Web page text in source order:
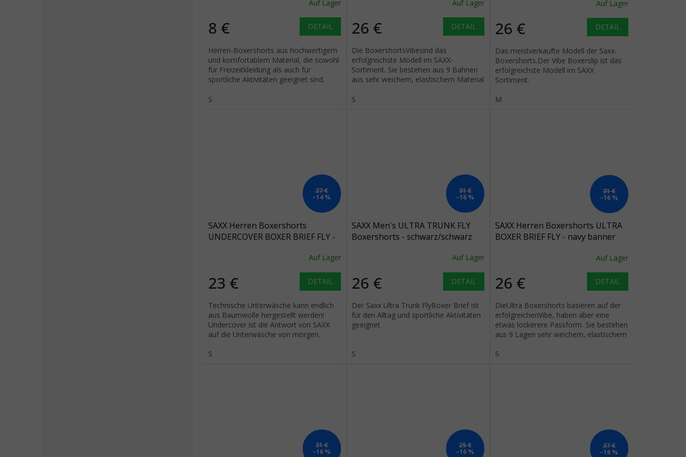
Auf Lager
8 € DETAIL
Herren-Boxershorts aus hochwertigem
und komfortablem Material, die sowohl
für Freizeitkleidung als auch für
sportliche Aktivitäten geeignet sind.
S
Auf Lager
26 € DETAIL
Die BoxershortsVibesind das
erfolgreichste Modell im SAXX-
Sortiment. Sie bestehen aus 9 Bahnen
aus sehr weichem, elastischem Material
S
Auf Lager
26 € DETAIL
Das meistverkaufte Modell der Saxx-
Boxershorts.Der Vibe Boxerslip ist das
erfolgreichste Modell im SAXX
Sortiment.
M
27 €
–14 %
SAXX Herren Boxershorts
UNDERCOVER BOXER BRIEF FLY -
Auf Lager
23 € DETAIL
Technische Unterwäsche kann endlich
aus Baumwolle hergestellt werden!
Undercover ist die Antwort von SAXX
auf die Unterwäsche von morgen.
S
31 €
–16 %
SAXX Men's ULTRA TRUNK FLY
Boxershorts - schwarz/schwarz
Auf Lager
26 € DETAIL
Der Saxx Ultra Trunk FlyBoxer Brief ist
für den Alltag und sportliche Aktivitäten
geeignet
S
31 €
–16 %
SAXX Herren Boxershorts ULTRA
BOXER BRIEF FLY - navy banner
Auf Lager
26 € DETAIL
DieUltra Boxershorts basieren auf der
erfolgreichenVibe, haben aber eine
etwas lockerere Passform. Sie bestehen
aus 9 Lagen sehr weichem, elastischem
S
31 €
–16 %
25 €
–16 %
37 €
–16 %